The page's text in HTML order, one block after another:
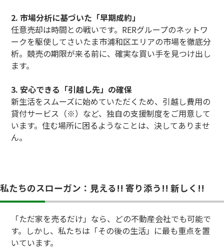
2. 市場分析に基づいた「早期成約」
任意売却は時間との戦いです。RERグループのネットワ
ークを駆使してさいたま市浦和区エリアの市場を徹底分
析。競売の期限が来る前に、確実な買い手を見つけ出し
ます。
3. 安心できる「引越し先」の確保
新生活をスムーズに始めていただくため、引越し費用の
貸付サービス（※）など、独自の支援制度をご用意して
います。住む場所に困るようなことは、決してありませ
ん。
私たちのスローガン：見える!! 寄り添う!! 新しく!!
「ただ家を売るだけ」なら、どの不動産会社でも可能で
す。しかし、私たちは「その後の生活」に最も重点を置
いています。